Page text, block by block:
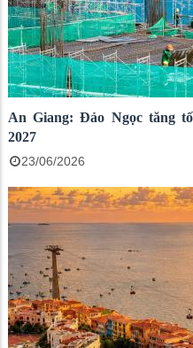
An Giang: Đảo Ngọc tăng
2027
23/06/2026